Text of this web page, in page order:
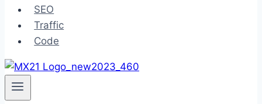
SEO
Traffic
Code